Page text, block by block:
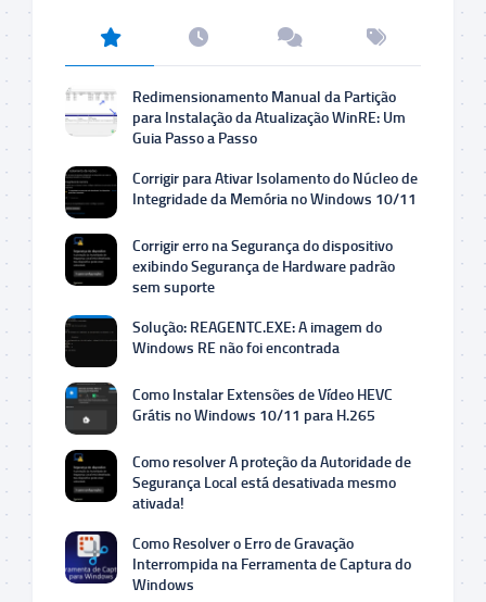
Redimensionamento Manual da Partição
para Instalação da Atualização WinRE: Um
Guia Passo a Passo
Corrigir para Ativar Isolamento do Núcleo de
Integridade da Memória no Windows 10/11
Corrigir erro na Segurança do dispositivo
exibindo Segurança de Hardware padrão
sem suporte
Solução: REAGENTC.EXE: A imagem do
Windows RE não foi encontrada
Como Instalar Extensões de Vídeo HEVC
Grátis no Windows 10/11 para H.265
Como resolver A proteção da Autoridade de
Segurança Local está desativada mesmo
ativada!
Como Resolver o Erro de Gravação
Interrompida na Ferramenta de Captura do
Windows